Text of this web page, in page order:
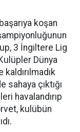
koşan
3 İngiltere Lig
Dünya
sahaya çıktığı
havalandırıp
kulübün